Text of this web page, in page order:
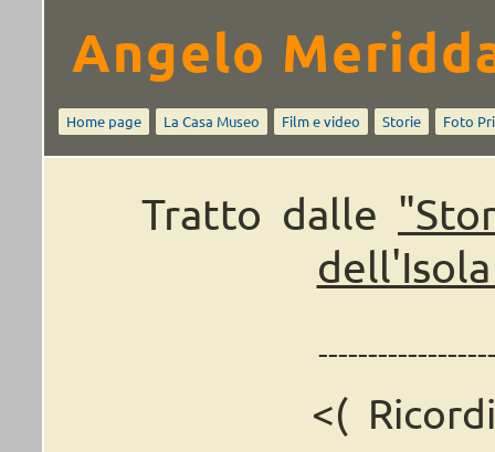
Angelo
Home page La Casa Museo Film e video Storie Foto
Tratto dalle
<( Ricordi